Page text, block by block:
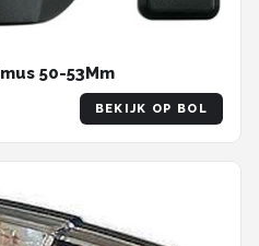
50-53Mm
BEKIJK OP BOL